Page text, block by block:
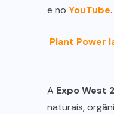
e no YouTube.
Plant Power
A Expo West
naturais,